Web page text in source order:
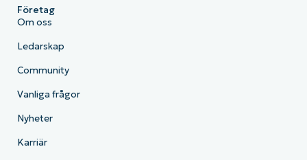
Företag
Om oss
Ledarskap
Community
Vanliga frågor
Nyheter
Karriär